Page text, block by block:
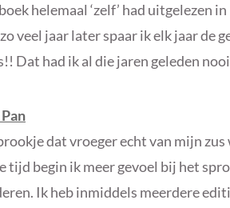
helemaal ‘zelf’ had uitgelezen in
veel jaar later spaar ik elk jaar de
Dat had ik al die jaren geleden
dat vroeger echt van mijn
tijd begin ik meer gevoel bij het
Ik heb inmiddels meerdere